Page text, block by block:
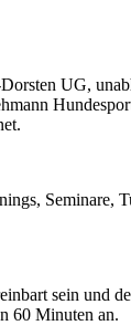
UG,
Seminare,
sein und
60 Minuten an.